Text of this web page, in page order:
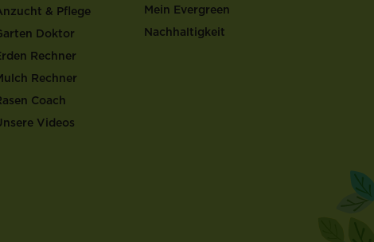
& Pflege
Doktor
Rechner
Rechner
Coach
Videos
Mein Evergreen
Nachhaltigkeit